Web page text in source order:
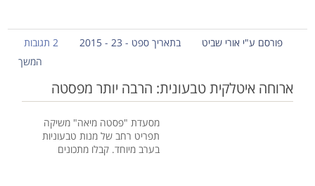
פורסם ע"י אורי שביט בתאריך ספט - 23 - 2015
2 תגובות
המשך
ארוחה איטלקית טבעונית: הרבה יותר מפסטה
מסעדת "פסטה מיאה" משיקה
תפריט רחב של מנות טבעוניות
בערב מיוחד. קבלו מתכונים